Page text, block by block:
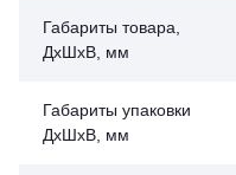
Габариты товара,
ДхШхВ, мм
Габариты упаковки
ДхШхВ, мм